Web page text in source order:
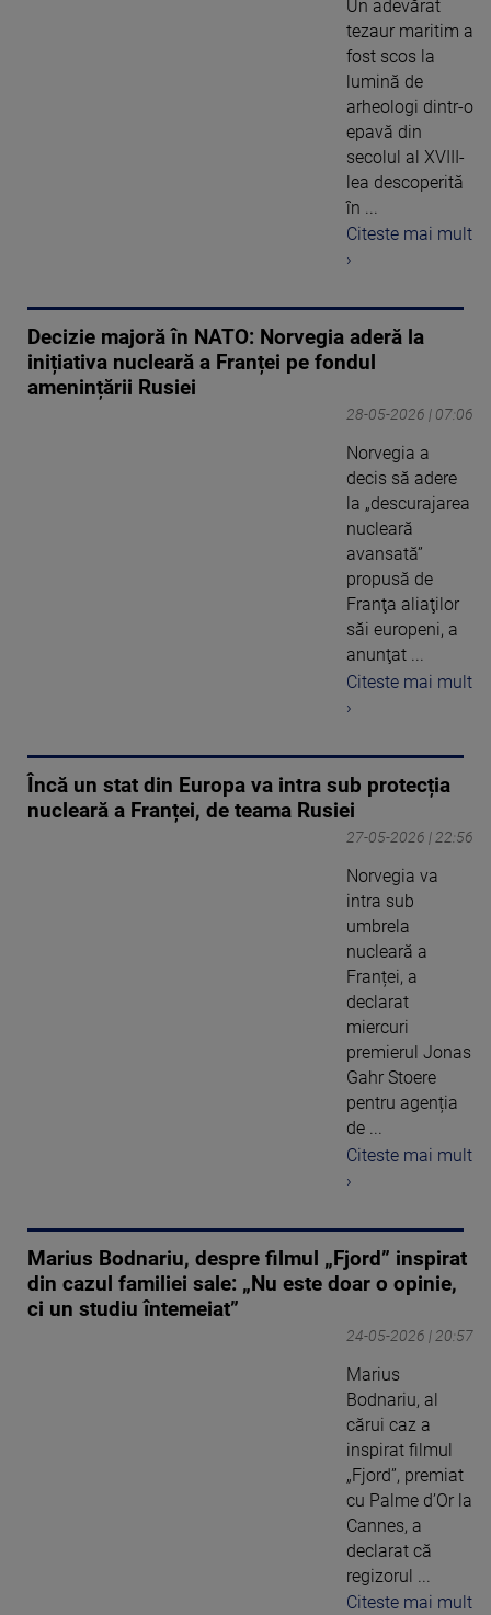
Un adevărat
tezaur maritim a
fost scos la
lumină de
arheologi dintr-o
epavă din
secolul al XVIII-
lea descoperită
în ...
Citeste mai mult
›
Decizie majoră în NATO: Norvegia aderă la
inițiativa nucleară a Franței pe fondul
amenințării Rusiei
28-05-2026 | 07:06
Norvegia a
decis să adere
la „descurajarea
nucleară
avansată”
propusă de
Franţa aliaţilor
săi europeni, a
anunţat ...
Citeste mai mult
›
Încă un stat din Europa va intra sub protecția
nucleară a Franței, de teama Rusiei
27-05-2026 | 22:56
Norvegia va
intra sub
umbrela
nucleară a
Franței, a
declarat
miercuri
premierul Jonas
Gahr Stoere
pentru agenția
de ...
Citeste mai mult
›
Marius Bodnariu, despre filmul „Fjord” inspirat
din cazul familiei sale: „Nu este doar o opinie,
ci un studiu întemeiat”
24-05-2026 | 20:57
Marius
Bodnariu, al
cărui caz a
inspirat filmul
„Fjord”, premiat
cu Palme d’Or la
Cannes, a
declarat că
regizorul ...
Citeste mai mult